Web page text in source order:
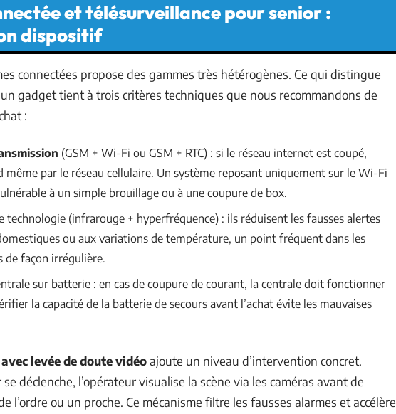
et télésurveillance pour senior :
dispositif
connectées propose des gammes très hétérogènes. Ce qui distingue
gadget tient à trois critères techniques que nous recommandons de
:
(GSM + Wi-Fi ou GSM + RTC) : si le réseau internet est coupé,
même par le réseau cellulaire. Un système reposant uniquement sur le Wi-Fi
à un simple brouillage ou à une coupure de box.
technologie (infrarouge + hyperfréquence) : ils réduisent les fausses alertes
ou aux variations de température, un point fréquent dans les
de façon irrégulière.
sur batterie : en cas de coupure de courant, la centrale doit fonctionner
la capacité de la batterie de secours avant l’achat évite les mauvaises
levée de doute vidéoajoute un niveau d’intervention concret.
déclenche, l’opérateur visualise la scène via les caméras avant de
l’ordre ou un proche. Ce mécanisme filtre les fausses alarmes et accélère